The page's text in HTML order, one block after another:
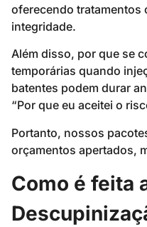
oferecendo tratamentos
integridade.
Além disso, por que se
temporárias quando
batentes podem durar
“Por que eu aceitei o
Portanto, nossos
orçamentos apertados,
Como é feita